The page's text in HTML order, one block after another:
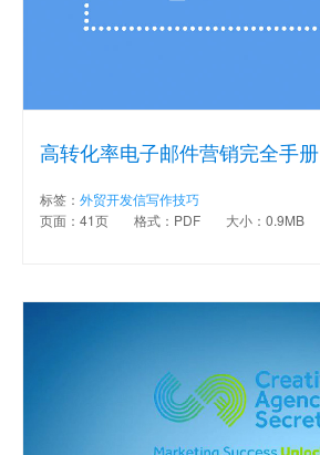
高转化率电子邮件营销完全手册
标签： 外贸开发信写作技巧
页面：41页
格式：PDF 大小：0.9MB